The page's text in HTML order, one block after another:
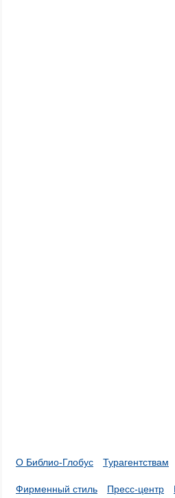
О Библио-Глобус Турагентствам
Фирменный стиль Пресс-центр